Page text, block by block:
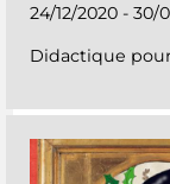
24/12/2020 - 30/
Didactique